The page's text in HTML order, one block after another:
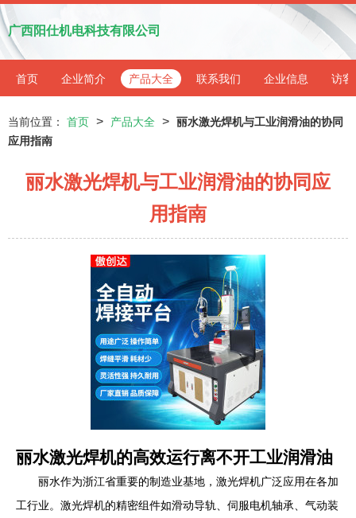
广西阳仕机电科技有限公司
首页 企业简介 产品大全 联系我们 企业信息 访客
当前位置： 首页 > 产品大全 > 丽水激光焊机与工业润滑油的协同
应用指南
丽水激光焊机与工业润滑油的协同应
用指南
丽水激光焊机的高效运行离不开工业润滑油
丽水作为浙江省重要的制造业基地，激光焊机广泛应用在各加
工行业。激光焊机的精密组件如滑动导轨、伺服电机轴承、气动装